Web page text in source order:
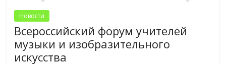
Новости
Всероссийский форум учителей
музыки и изобразительного
искусства